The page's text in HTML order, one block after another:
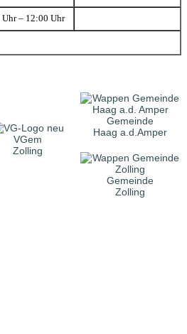
– 12:00 Uhr
VGem
Zolling
Gemeinde
Haag a.d.Amper
Gemeinde
Zolling